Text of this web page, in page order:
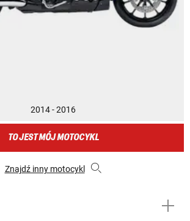
2014 - 2016
TO JEST MÓJ MOTOCYKL
Znajdź inny motocykl